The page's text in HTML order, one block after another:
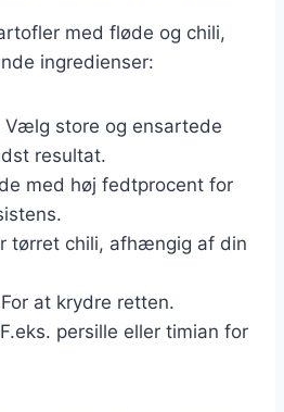
med fløde og chili,
ingredienser:
Vælg store og ensartede
resultat.
med høj fedtprocent for
tørret chili, afhængig af din
at krydre retten.
persille eller timian for